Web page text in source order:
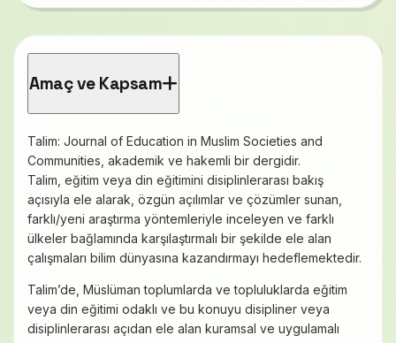
Amaç ve Kapsam
Talim: Journal of Education in Muslim Societies and
Communities, akademik ve hakemli bir dergidir.
Talim, eğitim veya din eğitimini disiplinlerarası bakış
açısıyla ele alarak, özgün açılımlar ve çözümler sunan,
farklı/yeni araştırma yöntemleriyle inceleyen ve farklı
ülkeler bağlamında karşılaştırmalı bir şekilde ele alan
çalışmaları bilim dünyasına kazandırmayı hedeflemektedir.
Talim’de, Müslüman toplumlarda ve topluluklarda eğitim
veya din eğitimi odaklı ve bu konuyu disipliner veya
disiplinlerarası açıdan ele alan kuramsal ve uygulamalı